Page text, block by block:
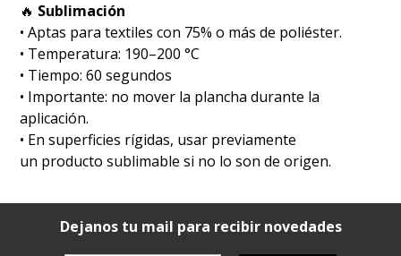
🔥 Sublimación
•⁠ ⁠Aptas para textiles con 75% o más de poliéster.
•⁠ ⁠Temperatura: 190–200 °C
•⁠ ⁠Tiempo: 60 segundos
•⁠ ⁠Importante: no mover la plancha durante la
aplicación.
•⁠ ⁠En superficies rígidas, usar previamente
un producto sublimable si no lo son de origen.
Dejanos tu mail para recibir novedades